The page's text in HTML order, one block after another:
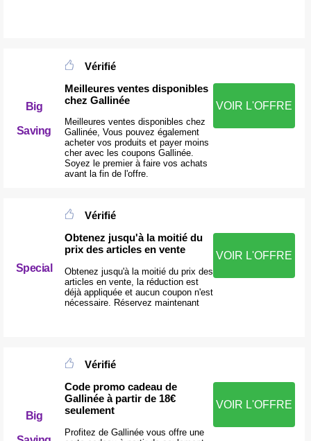
Big
Saving
Vérifié
Meilleures ventes disponibles
chez Gallinée
Meilleures ventes disponibles chez
Gallinée, Vous pouvez également
acheter vos produits et payer moins
cher avec les coupons Gallinée.
Soyez le premier à faire vos achats
avant la fin de l'offre.
VOIR L'OFFRE
Special
Vérifié
Obtenez jusqu'à la moitié du
prix des articles en vente
Obtenez jusqu'à la moitié du prix des
articles en vente, la réduction est
déjà appliquée et aucun coupon n'est
nécessaire. Réservez maintenant
VOIR L'OFFRE
Big
Vérifié
Code promo cadeau de
Gallinée à partir de 18€
seulement
Profitez de Gallinée vous offre une
VOIR L'OFFRE